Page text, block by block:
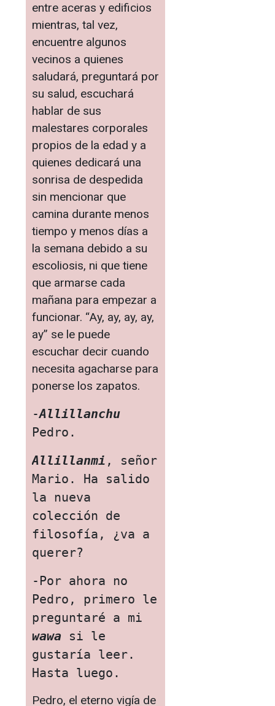
entre aceras y edificios
mientras, tal vez,
encuentre algunos
vecinos a quienes
saludará, preguntará por
su salud, escuchará
hablar de sus
malestares corporales
propios de la edad y a
quienes dedicará una
sonrisa de despedida
sin mencionar que
camina durante menos
tiempo y menos días a
la semana debido a su
escoliosis, ni que tiene
que armarse cada
mañana para empezar a
funcionar. “Ay, ay, ay, ay,
ay” se le puede
escuchar decir cuando
necesita agacharse para
ponerse los zapatos.
-Allillanchu
Pedro.
Allillanmi , señor
Mario. Ha salido
la nueva
colección de
filosofía, ¿va a
querer?
-Por ahora no
Pedro, primero le
wawa si le
gustaría leer.
Hasta luego.
Pedro, el eterno vigía de